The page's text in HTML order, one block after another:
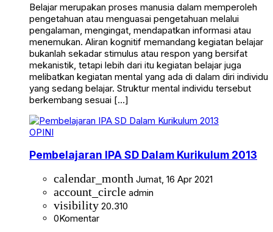
Belajar merupakan proses manusia dalam memperoleh
pengetahuan atau menguasai pengetahuan melalui
pengalaman, mengingat, mendapatkan informasi atau
menemukan. Aliran kognitif memandang kegiatan belajar
bukanlah sekadar stimulus atau respon yang bersifat
mekanistik, tetapi lebih dari itu kegiatan belajar juga
melibatkan kegiatan mental yang ada di dalam diri individu
yang sedang belajar. Struktur mental individu tersebut
berkembang sesuai […]
OPINI
Pembelajaran IPA SD Dalam Kurikulum 2013
calendar_month Jumat, 16 Apr 2021
account_circle admin
visibility 20.310
0Komentar